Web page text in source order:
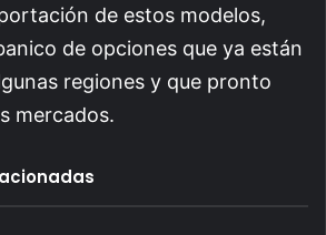
de estos modelos,
de opciones que ya están
regiones y que pronto
mercados.